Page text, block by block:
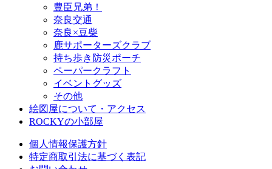
豊臣兄弟！
奈良交通
奈良×豆柴
鹿サポーターズクラブ
持ち歩き防災ポーチ
ペーパークラフト
イベントグッズ
その他
絵図屋について・アクセス
ROCKYの小部屋
個人情報保護方針
特定商取引法に基づく表記